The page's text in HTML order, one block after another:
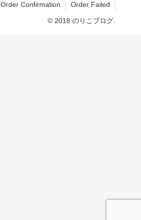
Order Confirmation Order Failed
© 2018 のりこブログ.